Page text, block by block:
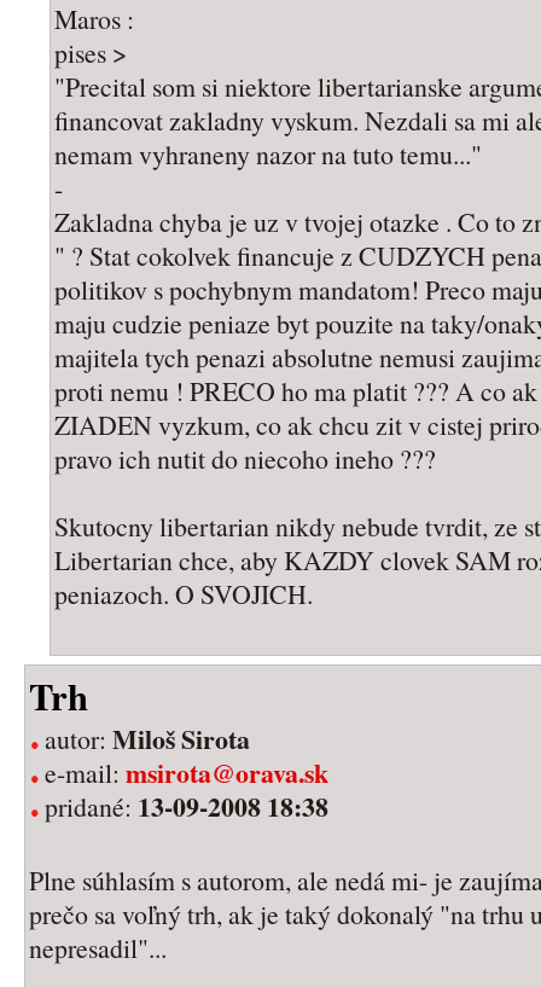
Maros :
pises >
"Precital som si niektore libertarianske
financovat zakladny vyskum. Nezdali sa mi
nemam vyhraneny nazor na tuto temu..."
-
Zakladna chyba je uz v tvojej otazke . Co to
" ? Stat cokolvek financuje z CUDZYCH
politikov s pochybnym mandatom! Preco
maju cudzie peniaze byt pouzite na taky/
majitela tych penazi absolutne nemusi
proti nemu ! PRECO ho ma platit ??? A co
ZIADEN vyzkum, co ak chcu zit v cistej
pravo ich nutit do niecoho ineho ???
Skutocny libertarian nikdy nebude tvrdit, ze
Libertarian chce, aby KAZDY clovek SAM
peniazoch. O SVOJICH.
Trh
autor: Miloš Sirota
e-mail: msirota@orava.sk
pridané: 13-09-2008 18:38
Plne súhlasím s autorom, ale nedá mi- je
prečo sa voľný trh, ak je taký dokonalý "na trhu
nepresadil"...